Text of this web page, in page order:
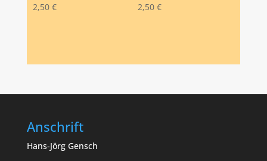
2,50 € 2,50 €
Anschrift
Hans-Jörg Gensch